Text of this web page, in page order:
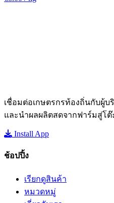
เชื่อมต่อเกษตรกรท้องถิ่นกับผู้
และนำผลผลิตสดจากฟาร์มสู่โ
Install App
ช้อปปิ้ง
เรียกดูสินค้า
หมวดหมู่